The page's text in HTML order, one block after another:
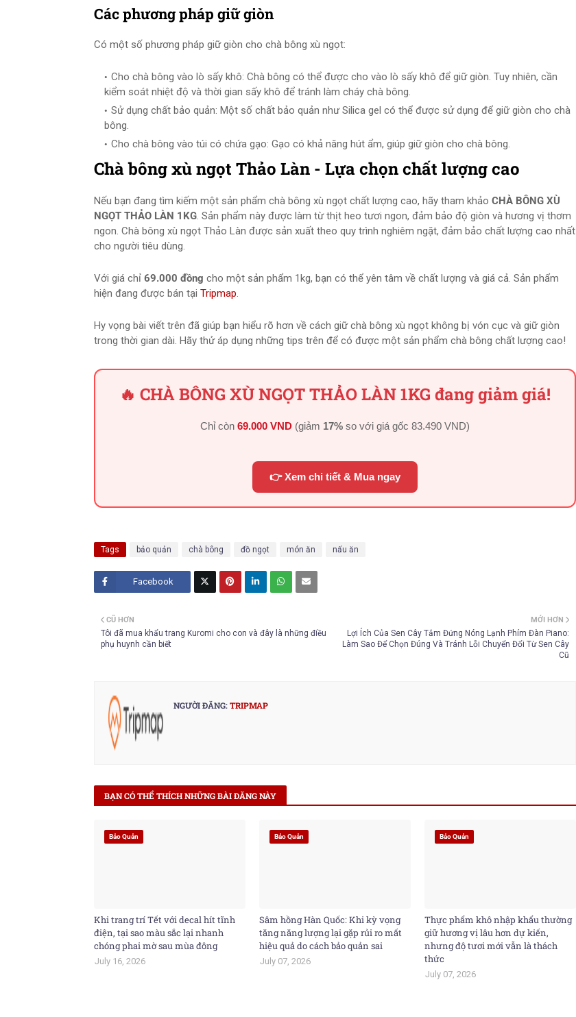
Các phương pháp giữ giòn
Có một số phương pháp giữ giòn cho chà bông xù ngọt:
Cho chà bông vào lò sấy khô: Chà bông có thể được cho vào lò sấy khô để giữ giòn. Tuy nhiên, cần
kiểm soát nhiệt độ và thời gian sấy khô để tránh làm cháy chà bông.
Sử dụng chất bảo quản: Một số chất bảo quản như Silica gel có thể được sử dụng để giữ giòn cho chà
bông.
Cho chà bông vào túi có chứa gạo: Gạo có khả năng hút ẩm, giúp giữ giòn cho chà bông.
Chà bông xù ngọt Thảo Làn - Lựa chọn chất lượng cao
Nếu bạn đang tìm kiếm một sản phẩm chà bông xù ngọt chất lượng cao, hãy tham khảo CHÀ BÔNG XÙ
NGỌT THẢO LÀN 1KG. Sản phẩm này được làm từ thịt heo tươi ngon, đảm bảo độ giòn và hương vị thơm
ngon. Chà bông xù ngọt Thảo Làn được sản xuất theo quy trình nghiêm ngặt, đảm bảo chất lượng cao nhất
cho người tiêu dùng.
Với giá chỉ 69.000 đồng cho một sản phẩm 1kg, bạn có thể yên tâm về chất lượng và giá cả. Sản phẩm
hiện đang được bán tại Tripmap.
Hy vọng bài viết trên đã giúp bạn hiểu rõ hơn về cách giữ chà bông xù ngọt không bị vón cục và giữ giòn
trong thời gian dài. Hãy thử áp dụng những tips trên để có được một sản phẩm chà bông chất lượng cao!
🔥 CHÀ BÔNG XÙ NGỌT THẢO LÀN 1KG đang giảm giá!
Chỉ còn69.000 VND (giảm 17% so với giá gốc83.490 VND)
👉 Xem chi tiết & Mua ngay
Tags bảo quản chà bông đồ ngọt món ăn nấu ăn
Facebook
MỚI HƠN
Lợi Ích Của Sen Cây Tắm Đứng Nóng Lạnh Phím Đàn Piano:
Làm Sao Để Chọn Đúng Và Tránh Lỗi Chuyển Đổi Từ Sen Cây
Cũ
CŨ HƠN
Tôi đã mua khẩu trang Kuromi cho con và đây là những điều
phụ huynh cần biết
NGƯỜI ĐĂNG:TRIPMAP
BẠN CÓ THỂ THÍCH NHỮNG BÀI ĐĂNG NÀY
Bảo Quản
Khi trang trí Tết với decal hít tĩnh
điện, tại sao màu sắc lại nhanh
chóng phai mờ sau mùa đông
July 16, 2026
Bảo Quản
Sâm hồng Hàn Quốc: Khi kỳ vọng
tăng năng lượng lại gặp rủi ro mất
hiệu quả do cách bảo quản sai
July 07, 2026
Bảo Quản
Thực phẩm khô nhập khẩu thường
giữ hương vị lâu hơn dự kiến,
nhưng độ tươi mới vẫn là thách
thức
July 07, 2026